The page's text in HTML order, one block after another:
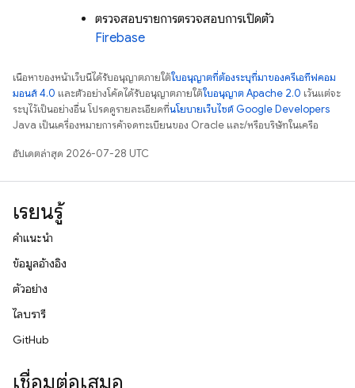
ตรวจสอบรายการตรวจสอบการเปิดตัว
Firebase
เนื้อหาของหน้าเว็บนี้ได้รับอนุญาตภายใต้ใบอนุญาตที่ต้องระบุที่มาของครีเอทีฟคอม
มอนส์ 4.0 และตัวอย่างโค้ดได้รับอนุญาตภายใต้ใบอนุญาต Apache 2.0 เว้นแต่จะ
ระบุไว้เป็นอย่างอื่น โปรดดูรายละเอียดที่นโยบายเว็บไซต์ Google Developers
Java เป็นเครื่องหมายการค้าจดทะเบียนของ Oracle และ/หรือบริษัทในเครือ
อัปเดตล่าสุด 2026-07-28 UTC
เรียนรู้
คำแนะนำ
ข้อมูลอ้างอิง
ตัวอย่าง
ไลบรารี
GitHub
เชื่อมต่อเสมอ